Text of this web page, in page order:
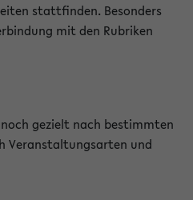
stattfinden. Besonders
mit den Rubriken
gezielt nach bestimmten
Veranstaltungsarten und